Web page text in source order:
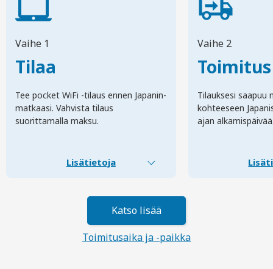
Vaihe 1
Tilaa
Tee pocket WiFi -tilaus ennen Japanin-
matkaasi. Vahvista tilaus
suorittamalla maksu.
Lisätietoja
Vaihe 2
Toimitus
Tilauksesi saapuu
kohteeseen
ajan
Katso lisää
Toimitusaika ja -paikka